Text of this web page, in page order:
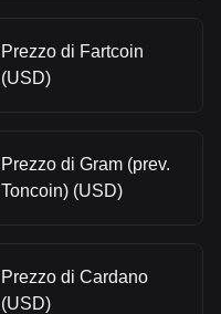
Prezzo di Fartcoin
(USD)
Prezzo di Gram (prev.
Toncoin) (USD)
Prezzo di Cardano
(USD)